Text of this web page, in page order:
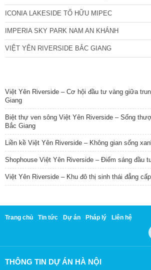
ICONIA LAKESIDE TỐ HỮU MIPEC
IMPERIA SKY PARK NAM AN KHÁNH
VIỆT YÊN RIVERSIDE BẮC GIANG
Việt Yên Riverside – Cơ hội đầu tư vàng giữa
Giang
Biệt thự ven sông Việt Yên Riverside – Sống
Bắc Giang
Liền kề Việt Yên Riverside – Không gian sống
Shophouse Việt Yên Riverside – Điểm sáng đầu
Việt Yên Riverside – Khu đô thị sinh thái đẳng
Trang chủ Tin tức Dự án Pháp lý Liên hệ
THÔNG TIN DỰ ÁN HÀ NỘI